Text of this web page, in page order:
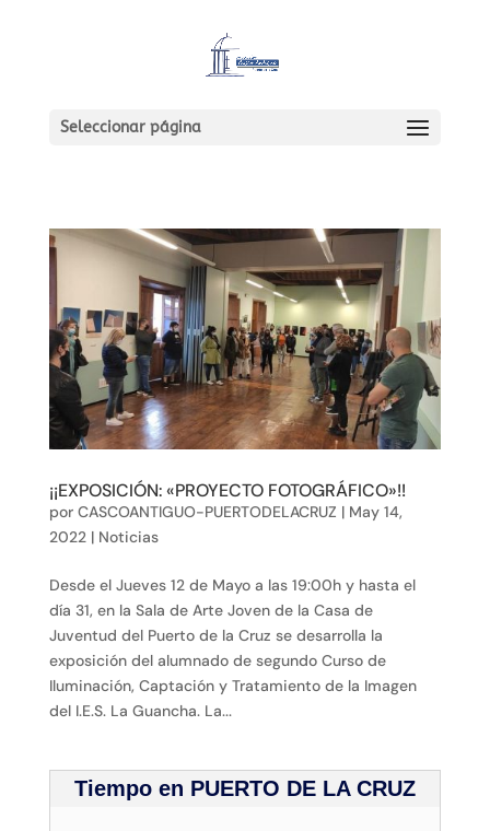
Seleccionar página
¡¡EXPOSICIÓN: «PROYECTO FOTOGRÁFICO»!!
por CASCOANTIGUO-PUERTODELACRUZ | May 14,
2022 | Noticias
Desde el Jueves 12 de Mayo a las 19:00h y hasta el
día 31, en la Sala de Arte Joven de la Casa de
Juventud del Puerto de la Cruz se desarrolla la
exposición del alumnado de segundo Curso de
Iluminación, Captación y Tratamiento de la Imagen
del I.E.S. La Guancha. La...
Tiempo en PUERTO DE LA CRUZ